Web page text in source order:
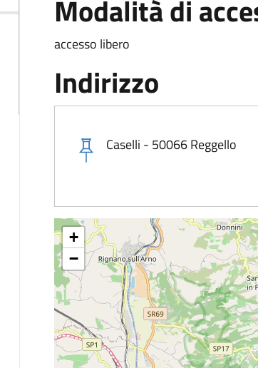
Modalità di
accesso libero
Indirizzo
Caselli - 50066 Reggello
+
−